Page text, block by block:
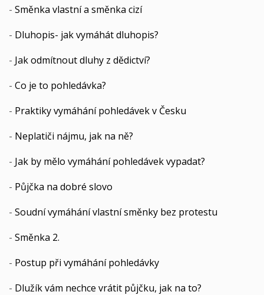
- Směnka vlastní a směnka cizí
- Dluhopis- jak vymáhát dluhopis?
- Jak odmítnout dluhy z dědictví?
- Co je to pohledávka?
- Praktiky vymáhání pohledávek v Česku
- Neplatiči nájmu, jak na ně?
- Jak by mělo vymáhání pohledávek vypadat?
- Půjčka na dobré slovo
- Soudní vymáhání vlastní směnky bez protestu
- Směnka 2.
- Postup při vymáhání pohledávky
- Dlužík vám nechce vrátit půjčku, jak na to?